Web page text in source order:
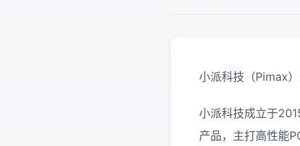
小派科技（Pimax
小派科技成立于
产品，主打高性能